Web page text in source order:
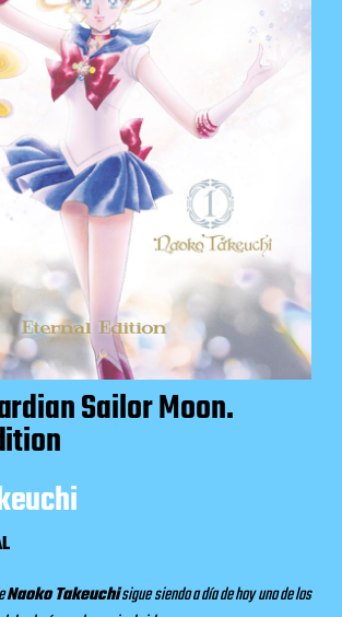
Sailor Moon.
Naoko Takeuchisigue siendo a día de hoy uno de los